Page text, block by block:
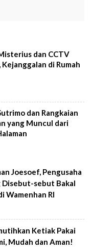
dan CCTV
di Rumah
dan Rangkaian
yang Muncul dari
Joesoef, Pengusaha
Disebut-sebut Bakal
Wamenhan RI
Ketiak Pakai
Mudah dan Aman!